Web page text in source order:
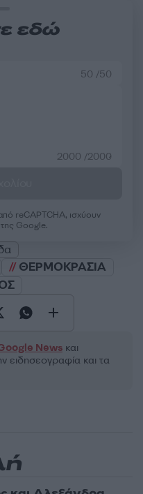
εδώ
50 /50
2000 /2000
reCAPTCHA, ισχύουν
της Google.
ΘΕΡΜΟΚΡΑΣΙΑ
News και
ειδησεογραφία και τα